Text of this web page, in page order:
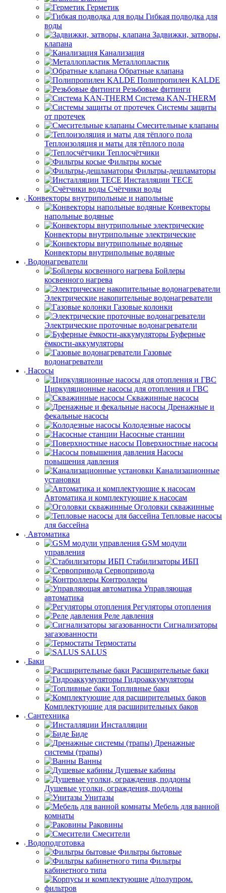
Герметик
Гибкая подводка для
воды
Задвижки, затворы,
клапана
Канализация
Металлопластик
Обратные клапана
Полипропилен KALDE
Резьбовые фитинги
Система KAN-THERM
Системы защиты
от протечек
Смесительные клапаны
Теплоизоляция и маты для тёплого пола
Теплосчётчики
Фильтры косые
Фильтры-дешламаторы
Инсталляции TECE
Счётчики воды
Конвекторы внутрипольные и напольные
Конвекторы
напольные водяные
Конвекторы внутрипольные электрические
Конвекторы внутрипольные водяные
Водонагреватели
Бойлеры
косвенного нагрева
Электрические накопительные водонагреватели
Газовые колонки
Электрические проточные водонагреватели
Буферные
ёмкости-аккумуляторы
Газовые
водонагреватели
Насосы
Циркуляционные насосы для отопления и ГВС
Скважинные насосы
Дренажные и
фекальные насосы
Колодезные насосы
Насосные станции
Поверхностные насосы
Насосы
повышения давления
Канализационные
установки
Автоматика и комплектующие к насосам
Оголовки скважинные
Тепловые насосы
для бассейна
Автоматика
GSM модули
управления
Стабилизаторы ИБП
Сервопривода
Контроллеры
Управляющая
автоматика
Регуляторы отопления
Реле давления
Сигнализаторы
загазованности
Термостаты
SALUS
Баки
Расширительные баки
Гидроаккумуляторы
Топливные баки
Комплектующие для расширительных баков
Сантехника
Инсталляции
Биде
Дренажные
системы (трапы)
Ванны
Душевые кабины
Душевые уголки, ограждения, поддоны
Унитазы
Мебель для ванной
комнаты
Раковины
Смесители
Водоподготовка
Фильтры бытовые
Фильтры
кабинетного типа